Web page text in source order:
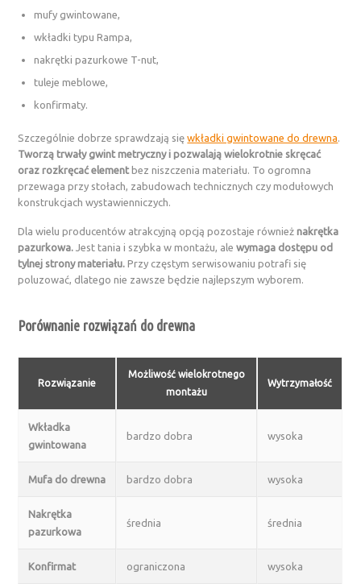
mufy gwintowane,
wkładki typu Rampa,
nakrętki pazurkowe T-nut,
tuleje meblowe,
konfirmaty.
Szczególnie dobrze sprawdzają sięwkładki gwintowane do drewna.
Tworzą trwały gwint metryczny i pozwalają wielokrotnie skręcać
oraz rozkręcać element bez niszczenia materiału. To ogromna
przewaga przy stołach, zabudowach technicznych czy modułowych
konstrukcjach wystawienniczych.
Dla wielu producentów atrakcyjną opcją pozostaje również nakrętka
pazurkowa. Jest tania i szybka w montażu, alewymaga dostępu od
tylnej strony materiału. Przy częstym serwisowaniu potrafi się
poluzować, dlatego nie zawsze będzie najlepszym wyborem.
Porównanie rozwiązań do drewna
Rozwiązanie
Możliwość wielokrotnego
montażu
Wytrzymałość
Wkładka
gwintowana
bardzo dobra wysoka
Mufa do drewna bardzo dobra wysoka
Nakrętka
pazurkowa
średnia średnia
Konfirmat ograniczona wysoka